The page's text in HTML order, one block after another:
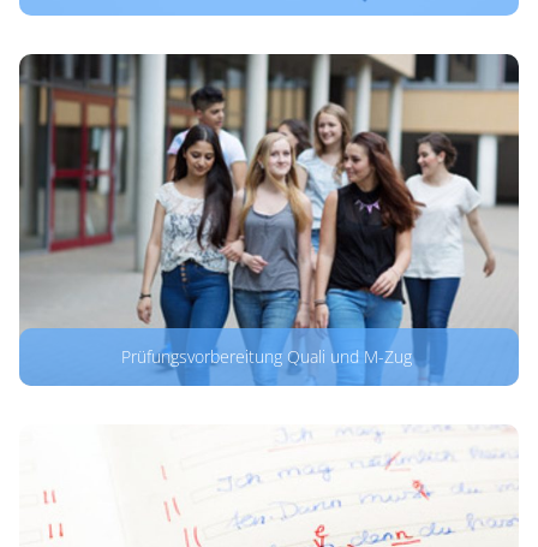
Prüfungsvorbereitung Quali und M-Zug